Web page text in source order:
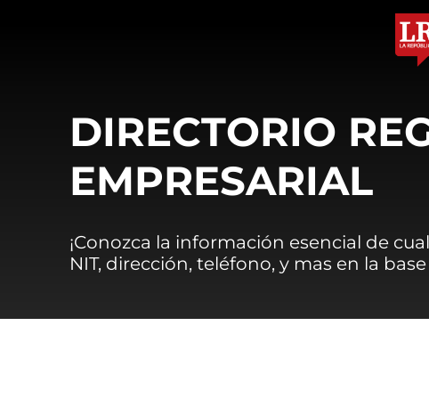
DIRECTORIO
EMPRESARIAL
¡Conozca la información esencial de
NIT, dirección, teléfono, y mas en la